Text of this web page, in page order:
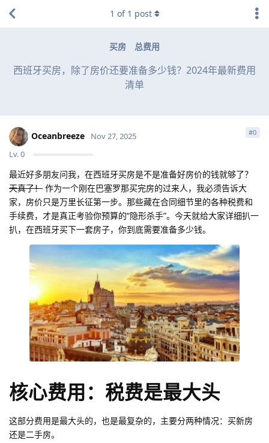
买房 总费用
西班牙买房，除了房价还要准备多少钱？2024年最新费用
清单
1 of 1 post
Oceanbreeze
Lv.0
Nov 27, 2025 #0
最近好多朋友问我，在西班牙买房是不是准备好房价的钱就够了？
天真了！ 作为一个刚在巴塞罗那买完房的过来人，我必须告诉大
家，房价只是万里长征第一步。那些藏在合同细节里的各种税费和
手续费，才是真正考验你预算的“隐形杀手”。今天就给大家详细扒一
扒，在西班牙买下一套房子，你到底需要准备多少钱。
核心费用：税费是最大头
这部分费用是最大头的，也是最复杂的，主要分两种情况：买新房
还是二手房。